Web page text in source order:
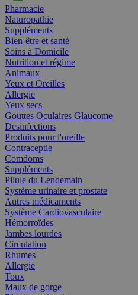
Pharmacie
Naturopathie
Suppléments
Bien-être et santé
Soins à Domicile
Nutrition et régime
Animaux
Yeux et Oreilles
Allergie
Yeux secs
Gouttes Oculaires Glaucome
Desinfections
Produits pour l'oreille
Contraceptie
Comdoms
Suppléments
Pilule du Lendemain
Système urinaire et prostate
Autres médicaments
Système Cardiovasculaire
Hémorroïdes
Jambes lourdes
Circulation
Rhumes
Allergie
Toux
Maux de gorge